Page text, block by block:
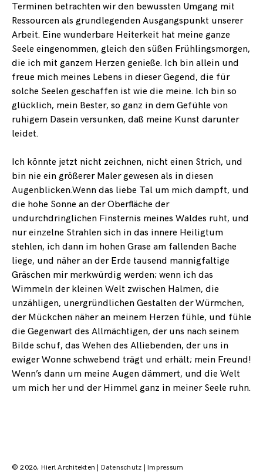
Terminen betrachten wir den bewussten Umgang mit
Ressourcen als grundlegenden Ausgangspunkt unserer
Arbeit. Eine wunderbare Heiterkeit hat meine ganze
Seele eingenommen, gleich den süßen Frühlingsmorgen,
die ich mit ganzem Herzen genieße. Ich bin allein und
freue mich meines Lebens in dieser Gegend, die für
solche Seelen geschaffen ist wie die meine. Ich bin so
glücklich, mein Bester, so ganz in dem Gefühle von
ruhigem Dasein versunken, daß meine Kunst darunter
leidet.
Ich könnte jetzt nicht zeichnen, nicht einen Strich, und
bin nie ein größerer Maler gewesen als in diesen
Augenblicken.Wenn das liebe Tal um mich dampft, und
die hohe Sonne an der Oberfläche der
undurchdringlichen Finsternis meines Waldes ruht, und
nur einzelne Strahlen sich in das innere Heiligtum
stehlen, ich dann im hohen Grase am fallenden Bache
liege, und näher an der Erde tausend mannigfaltige
Gräschen mir merkwürdig werden; wenn ich das
Wimmeln der kleinen Welt zwischen Halmen, die
unzähligen, unergründlichen Gestalten der Würmchen,
der Mückchen näher an meinem Herzen fühle, und fühle
die Gegenwart des Allmächtigen, der uns nach seinem
Bilde schuf, das Wehen des Alliebenden, der uns in
ewiger Wonne schwebend trägt und erhält; mein Freund!
Wenn’s dann um meine Augen dämmert, und die Welt
um mich her und der Himmel ganz in meiner Seele ruhn.
© 2026, Hierl Architekten | Datenschutz |Impressum